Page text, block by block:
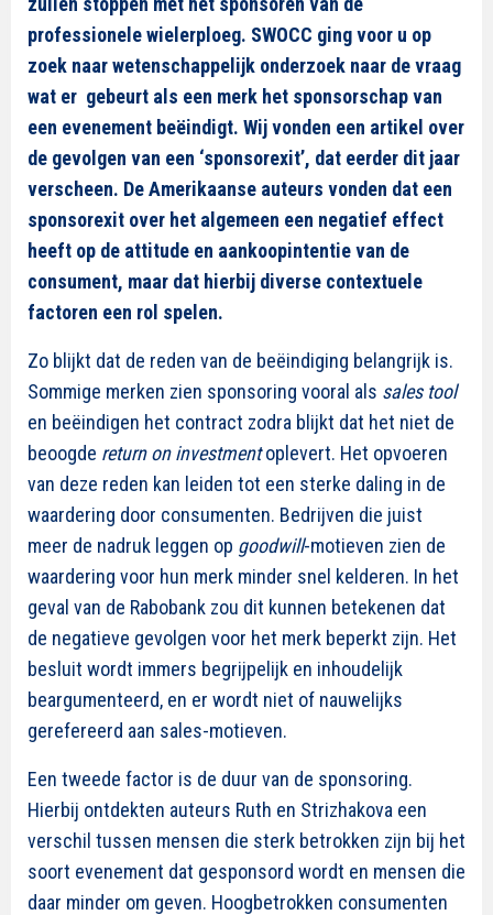
professionele wielerploeg. SWOCC ging voor u op
zoek naar wetenschappelijk onderzoek naar de vraag
wat er gebeurt als een merk het sponsorschap van
een evenement beëindigt. Wij vonden een artikel over
de gevolgen van een ‘sponsorexit’, dat eerder dit jaar
verscheen. De Amerikaanse auteurs vonden dat een
sponsorexit over het algemeen een negatief effect
heeft op de attitude en aankoopintentie van de
consument, maar dat hierbij diverse contextuele
factoren een rol spelen.
Zo blijkt dat de reden van de beëindiging belangrijk is.
Sommige merken zien sponsoring vooral als sales tool
en beëindigen het contract zodra blijkt dat het niet de
beoogde return on investmentoplevert. Het opvoeren
van deze reden kan leiden tot een sterke daling in de
waardering door consumenten. Bedrijven die juist
meer de nadruk leggen op goodwill-motieven zien de
waardering voor hun merk minder snel kelderen. In het
geval van de Rabobank zou dit kunnen betekenen dat
de negatieve gevolgen voor het merk beperkt zijn. Het
besluit wordt immers begrijpelijk en inhoudelijk
beargumenteerd, en er wordt niet of nauwelijks
gerefereerd aan sales-motieven.
Een tweede factor is de duur van de sponsoring.
Hierbij ontdekten auteurs Ruth en Strizhakova een
verschil tussen mensen die sterk betrokken zijn bij het
soort evenement dat gesponsord wordt en mensen die
daar minder om geven. Hoogbetrokken consumenten